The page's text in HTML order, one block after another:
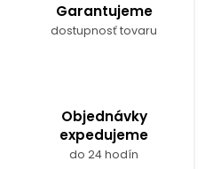
Garantujeme
dostupnosť tovaru
Objednávky
expedujeme
do 24 hodín